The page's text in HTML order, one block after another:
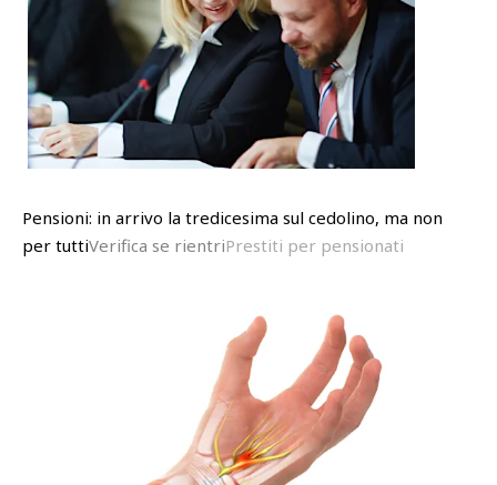
Pensioni: in arrivo la tredicesima sul cedolino, ma non
per tuttiVerifica se rientriPrestiti per pensionati